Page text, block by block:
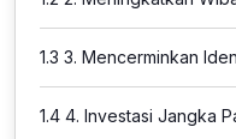
1.3 3. Mencerminkan
1.4 4. Investasi Jangka